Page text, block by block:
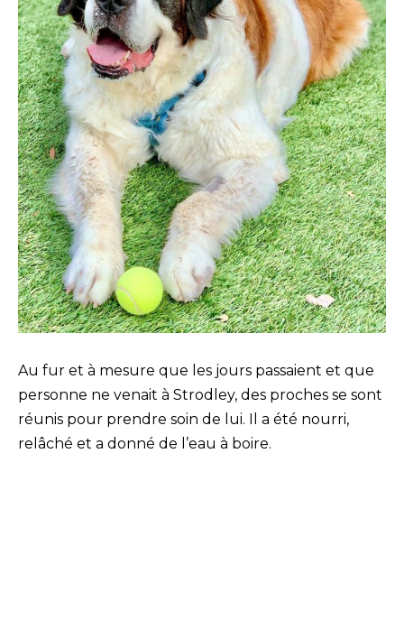
Au fur et à mesure que les jours passaient et que
personne ne venait à Strodley, des proches se sont
réunis pour prendre soin de lui. Il a été nourri,
relâché et a donné de l’eau à boire.